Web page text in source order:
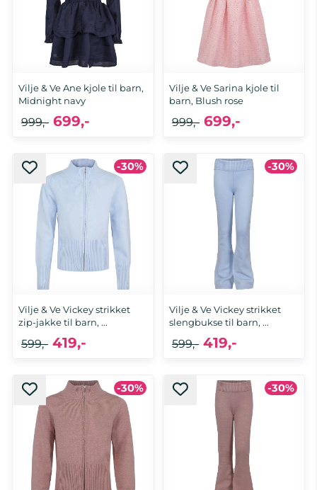
Vilje & Ve Ane kjole til barn,
Midnight navy
699,-
999,-
Vilje & Ve Sarina kjole til
barn, Blush rose
699,-
999,-
-30%
Vilje & Ve Vickey strikket
zip-jakke til barn, ...
419,-
599,-
-30%
Vilje & Ve Vickey strikket
slengbukse til barn, ...
419,-
599,-
-30% -30%